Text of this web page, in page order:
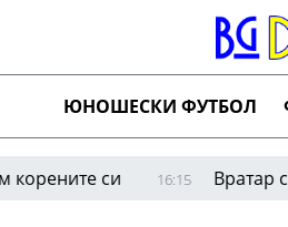
ЮНОШЕСКИ ФУТБОЛ
на полуфиналите на